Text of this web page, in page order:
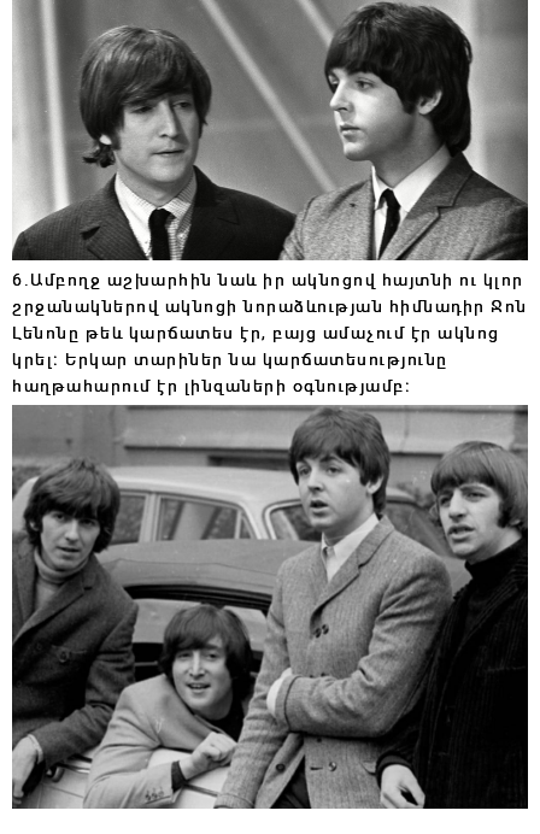
6.Ամբողջ աշխարհին նաև իր ակնոցով հայտնի ու կլոր
շրջանակներով ակնոցի նորաձևության հիմնադիր Ջոն
Լենոնը թեև կարճատես էր, բայց ամաչում էր ակնոց
կրել։ Երկար տարիներ նա կարճատեսությունը
հաղթահարում էր լինզաների օգնությամբ։